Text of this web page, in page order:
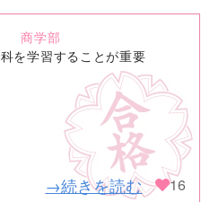
商学部
を学習することが重要
→続きを読む 16